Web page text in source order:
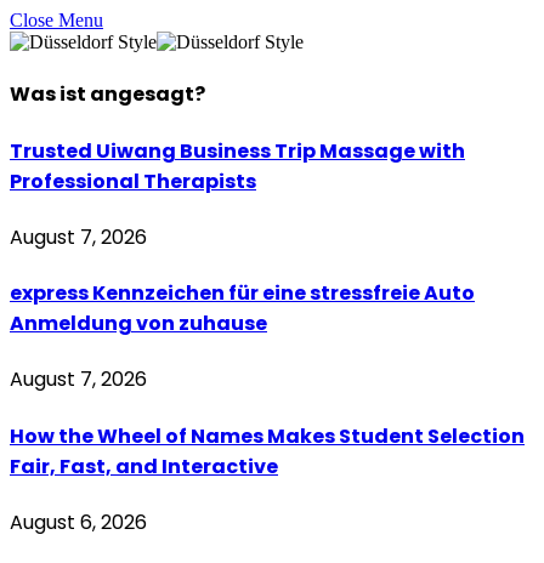
Close Menu
Was ist angesagt?
Trusted Uiwang Business Trip Massage with
Professional Therapists
August 7, 2026
express Kennzeichen für eine stressfreie Auto
Anmeldung von zuhause
August 7, 2026
How the Wheel of Names Makes Student Selection
Fair, Fast, and Interactive
August 6, 2026